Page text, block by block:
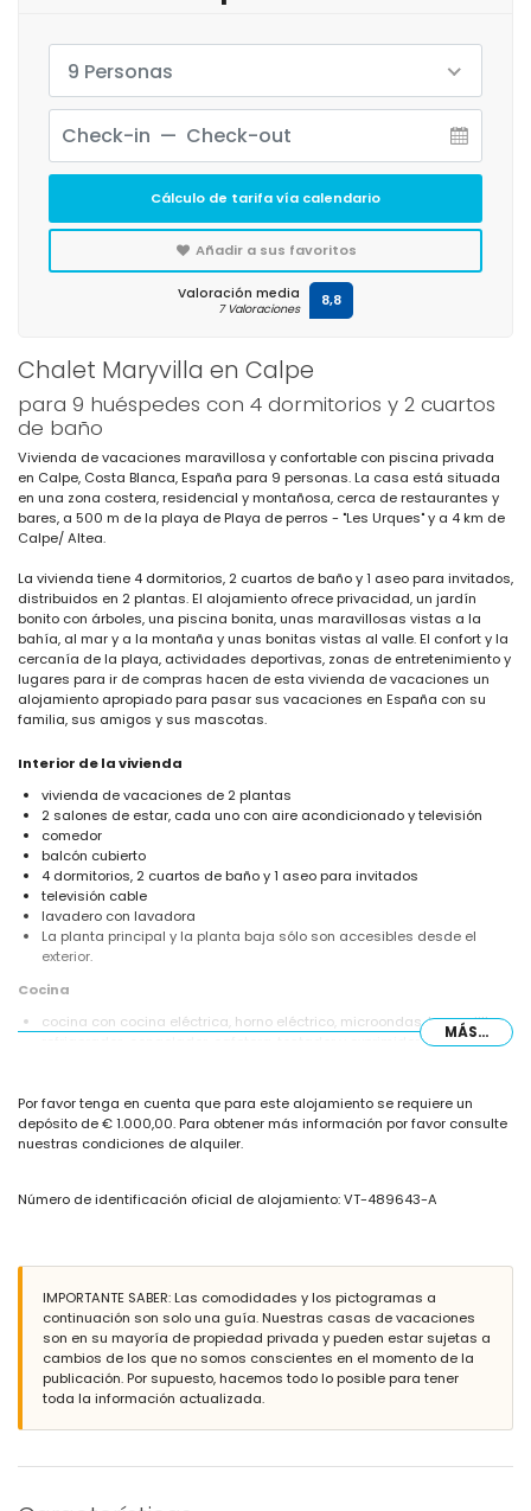
Chalet Maryvilla en Calpe
para 9 huéspedes con 4 dormitorios y 2 cuartos
de baño
Vivienda de vacaciones maravillosa y confortable con piscina privada
en Calpe, Costa Blanca, España para 9 personas. La casa está situada
en una zona costera, residencial y montañosa, cerca de restaurantes y
bares, a 500 m de la playa de Playa de perros - "Les Urques" y a 4 km de
Calpe/ Altea.
La vivienda tiene 4 dormitorios, 2 cuartos de baño y 1 aseo para invitados,
distribuidos en 2 plantas. El alojamiento ofrece privacidad, un jardín
bonito con árboles, una piscina bonita, unas maravillosas vistas a la
bahía, al mar y a la montaña y unas bonitas vistas al valle. El confort y la
cercanía de la playa, actividades deportivas, zonas de entretenimiento y
lugares para ir de compras hacen de esta vivienda de vacaciones un
alojamiento apropiado para pasar sus vacaciones en España con su
familia, sus amigos y sus mascotas.
Interior de la vivienda
vivienda de vacaciones de 2 plantas
2 salones de estar, cada uno con aire acondicionado y televisión
comedor
balcón cubierto
4 dormitorios, 2 cuartos de baño y 1 aseo para invitados
televisión cable
lavadero con lavadora
La planta principal y la planta baja sólo son accesibles desde el
exterior.
Cocina
cocina con cocina eléctrica, horno eléctrico, microondas, lavavajillas,
dormitorio con cama doble (de 190 x 140cm) y aire acondicionado
dormitorio con cama doble
dormitorio con 2 camas individuales (de 190 x 90cm) y aire
2 cuartos de baño cada uno con lavabo, ducha y váter
piscina privada de 8m x 5m y 1,8m de profundidad
jardín bonito con árboles y muebles de jardín con tumbonas
4 terrazas, de las cuales 1 cubierta
barbacoa
ducha exterior
zona exterior para sentarse y zona exterior para comer
MÁS...
Por favor tenga en cuenta que para este alojamiento se requiere un
depósito de € 1.000,00. Para obtener más información por favor consulte
nuestras condiciones de alquiler.
Número de identificación oficial de alojamiento: VT-489643-A
IMPORTANTE SABER: Las comodidades y los pictogramas a
continuación son solo una guía. Nuestras casas de vacaciones
son en su mayoría de propiedad privada y pueden estar sujetas a
cambios de los que no somos conscientes en el momento de la
publicación. Por supuesto, hacemos todo lo posible para tener
toda la información actualizada.
9 Personas
Cálculo de tarifa vía calendario
Añadir a sus favoritos
Valoración media
7 Valoraciones 8,8